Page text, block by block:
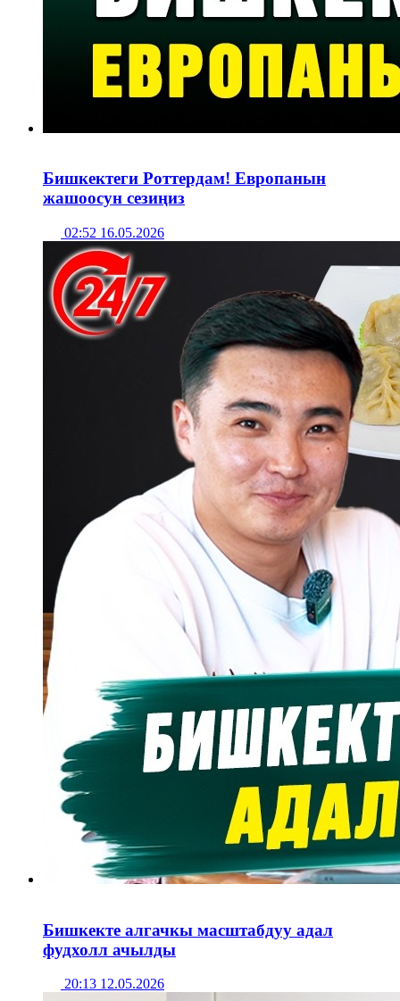
Бишкектеги Роттердам! Европанын
жашоосун сезиңиз
02:52 16.05.2026
Бишкекте алгачкы масштабдуу адал
фудхолл ачылды
20:13 12.05.2026